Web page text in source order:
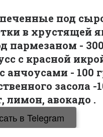
под
в хрустящей
пармезаном -
с красной
анчоусами - 100
засола -
лимон, авокадо .
в Telegram